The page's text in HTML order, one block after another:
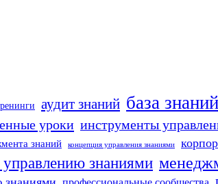
аудит знаний база знаний
уроки инструменты
знаний концепция управления знаниями
знаниями